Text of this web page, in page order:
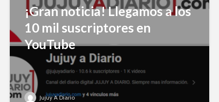
¡Gran noticia! Llegamos a los
10 mil suscriptores en
YouTube
Jujuy A Diario